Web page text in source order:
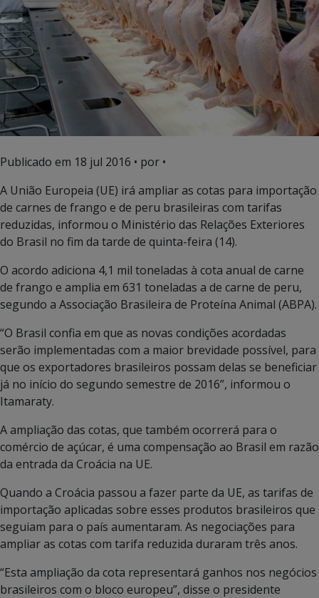
Publicado em 18 jul 2016 • por •
A União Europeia (UE) irá ampliar as cotas para importação
de carnes de frango e de peru brasileiras com tarifas
reduzidas, informou o Ministério das Relações Exteriores
do Brasil no fim da tarde de quinta-feira (14).
O acordo adiciona 4,1 mil toneladas à cota anual de carne
de frango e amplia em 631 toneladas a de carne de peru,
segundo a Associação Brasileira de Proteína Animal (ABPA).
“O Brasil confia em que as novas condições acordadas
serão implementadas com a maior brevidade possível, para
que os exportadores brasileiros possam delas se beneficiar
já no início do segundo semestre de 2016”, informou o
Itamaraty.
A ampliação das cotas, que também ocorrerá para o
comércio de açúcar, é uma compensação ao Brasil em razão
da entrada da Croácia na UE.
Quando a Croácia passou a fazer parte da UE, as tarifas de
importação aplicadas sobre esses produtos brasileiros que
seguiam para o país aumentaram. As negociações para
ampliar as cotas com tarifa reduzida duraram três anos.
“Esta ampliação da cota representará ganhos nos negócios
brasileiros com o bloco europeu”, disse o presidente